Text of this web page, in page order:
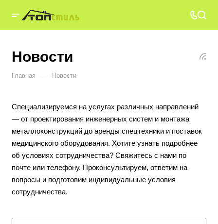
Новости
Главная — Новости
Специализируемся на услугах различных направлений
— от проектирования инженерных систем и монтажа
металлоконструкций до аренды спецтехники и поставок
медицинского оборудования. Хотите узнать подробнее
об условиях сотрудничества? Свяжитесь с нами по
почте или телефону. Проконсультируем, ответим на
вопросы и подготовим индивидуальные условия
сотрудничества.